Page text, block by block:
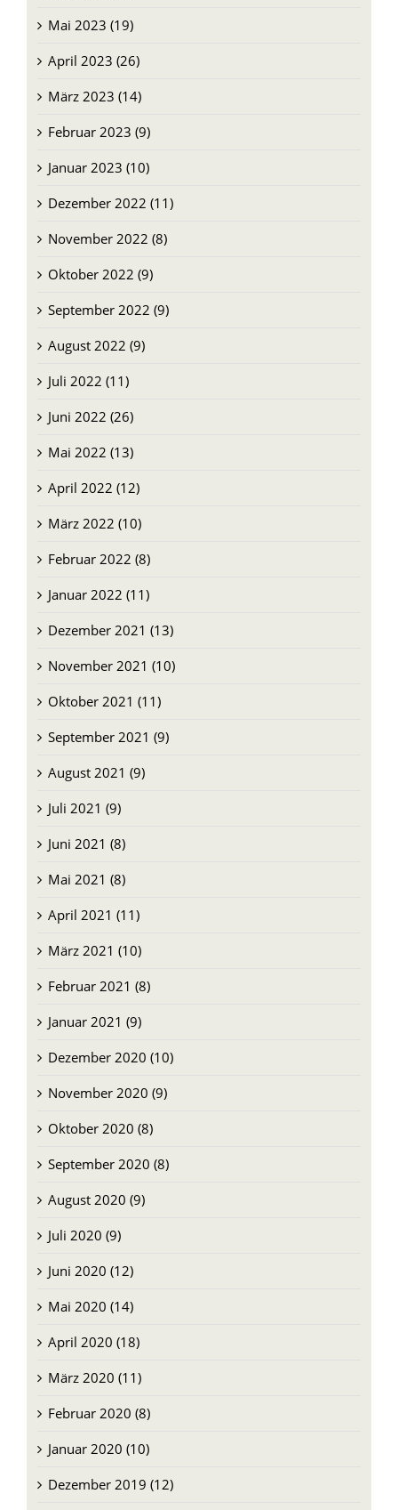
Mai 2023 (19)
April 2023 (26)
März 2023 (14)
Februar 2023 (9)
Januar 2023 (10)
Dezember 2022 (11)
November 2022 (8)
Oktober 2022 (9)
September 2022 (9)
August 2022 (9)
Juli 2022 (11)
Juni 2022 (26)
Mai 2022 (13)
April 2022 (12)
März 2022 (10)
Februar 2022 (8)
Januar 2022 (11)
Dezember 2021 (13)
November 2021 (10)
Oktober 2021 (11)
September 2021 (9)
August 2021 (9)
Juli 2021 (9)
Juni 2021 (8)
Mai 2021 (8)
April 2021 (11)
März 2021 (10)
Februar 2021 (8)
Januar 2021 (9)
Dezember 2020 (10)
November 2020 (9)
Oktober 2020 (8)
September 2020 (8)
August 2020 (9)
Juli 2020 (9)
Juni 2020 (12)
Mai 2020 (14)
April 2020 (18)
März 2020 (11)
Februar 2020 (8)
Januar 2020 (10)
Dezember 2019 (12)